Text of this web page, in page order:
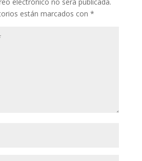
electrónico no será publicada.
están marcados con *